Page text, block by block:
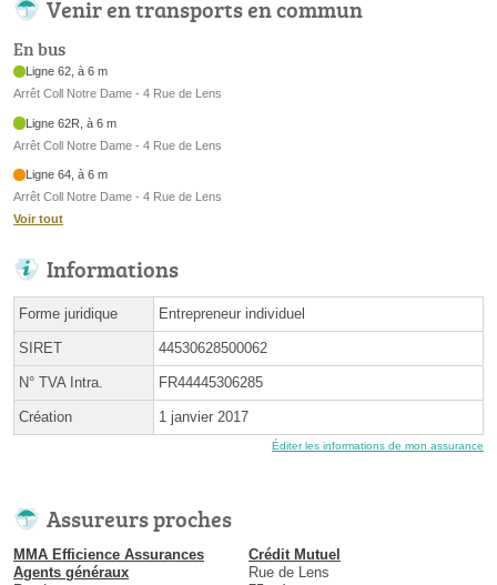
Venir en transports en commun
En bus
Ligne 62, à 6 m
Arrêt Coll Notre Dame - 4 Rue de Lens
Ligne 62R, à 6 m
Arrêt Coll Notre Dame - 4 Rue de Lens
Ligne 64, à 6 m
Arrêt Coll Notre Dame - 4 Rue de Lens
Voir tout
Informations
Forme juridique Entrepreneur individuel
SIRET 44530628500062
N° TVA Intra. FR44445306285
Création 1 janvier 2017
Éditer les informations de mon assurance
Assureurs proches
MMA Efficience Assurances
Agents généraux
Crédit Mutuel
Rue de Lens